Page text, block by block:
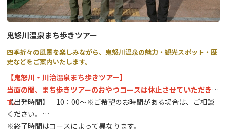
鬼怒川温泉まち歩きツアー
四季折々の風景を楽しみながら、鬼怒川温泉の魅力・観光スポット・歴
史などをご案内いたします。
【鬼怒川・川治温泉まち歩きツアー】
当面の間、まち歩きツアーのおやつコースは休止させていただきま
す。
【出発時間】 10：00～※ご希望のお時間がある場合は、ご相談
ください。
※終了時間はコースによって異なります。